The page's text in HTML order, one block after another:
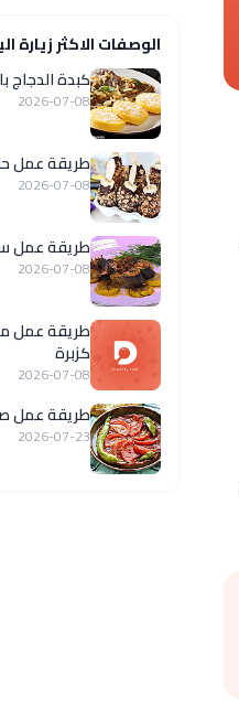
الوصفات الاكثر زيارة
كبدة الدجاج
2026-07-08
طريقة عمل
2026-07-08
طريقة عمل
2026-07-08
طريقة عمل
كزبرة
2026-07-08
طريقة عمل
2026-07-23